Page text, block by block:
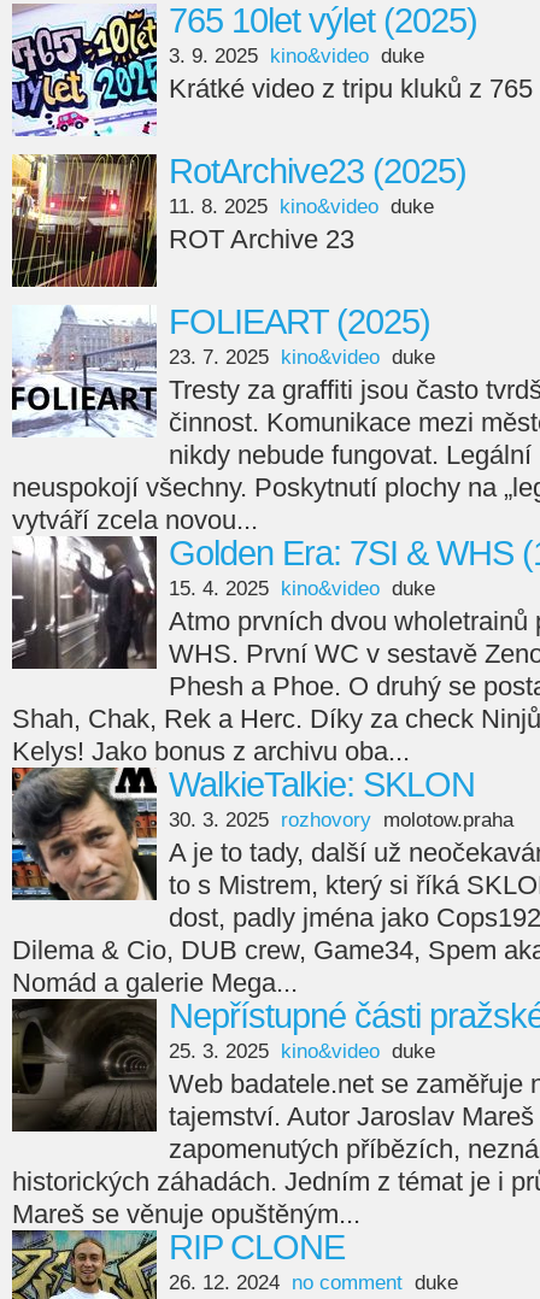
765 10let výlet (2025)
3. 9. 2025 kino&video duke
Krátké video z tripu kluků z
RotArchive23 (2025)
11. 8. 2025 kino&video duke
ROT Archive 23
FOLIEART (2025)
23. 7. 2025 kino&video duke
Tresty za graffiti jsou často
činnost. Komunikace mezi
nikdy nebude fungovat.
neuspokojí všechny. Poskytnutí plochy na
vytváří zcela novou...
Golden Era: 7SI & WHS
15. 4. 2025 kino&video duke
Atmo prvních dvou wholetrainů
WHS. První WC v sestavě
Phesh a Phoe. O druhý se
Shah, Chak, Rek a Herc. Díky za check
Kelys! Jako bonus z archivu oba...
WalkieTalkie: SKLON
30. 3. 2025 rozhovory molotow.praha
A je to tady, další už
to s Mistrem, který si říká
dost, padly jména jako
Dilema & Cio, DUB crew, Game34, Spem
Nomád a galerie Mega...
Nepřístupné části
25. 3. 2025 kino&video duke
Web badatele.net se zaměřuje
tajemství. Autor Jaroslav
zapomenutých příbězích,
historických záhadách. Jedním z témat je i
Mareš se věnuje opuštěným...
RIP CLONE
26. 12. 2024 no comment duke